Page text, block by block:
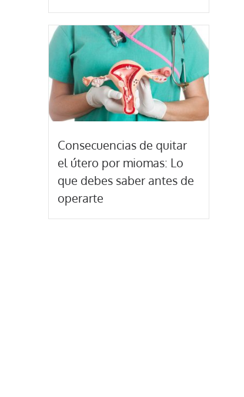
Consecuencias de quitar
el útero por miomas: Lo
que debes saber antes de
operarte